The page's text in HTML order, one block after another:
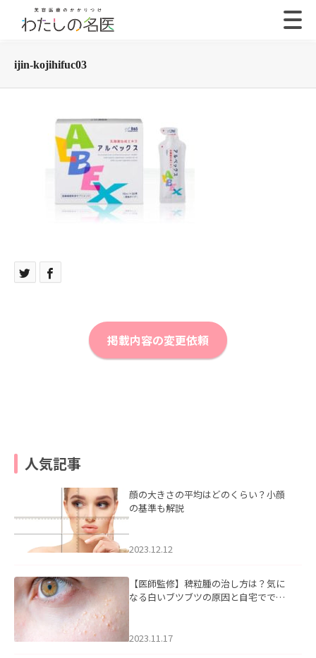
ijin-kojihifuc03
掲載内容の変更依頼
人気記事
顔の大きさの平均はどのくらい？小顔
の基準も解説
2023.12.12
【医師監修】稗粒腫の治し方は？気に
なる白いブツブツの原因と自宅ででき
2023.11.17